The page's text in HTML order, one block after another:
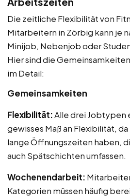
Die zeitliche Flexibilität von
Mitarbeitern in Zörbig kann je
Minijob, Nebenjob oder
Hier sind die
im Detail:
Gemeinsamkeiten
Flexibilität:Alle drei Jobtypen
gewisses Maß an Flexibilität,
lange Öffnungszeiten haben,
auch Spätschichten umfassen.
Wochenendarbeit:
Kategorien müssen häufig